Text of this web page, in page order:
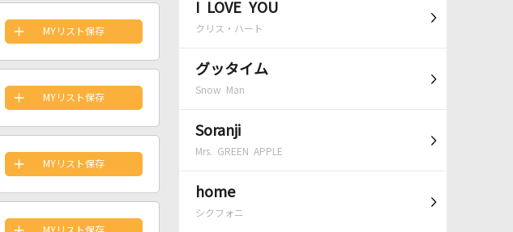
I LOVE YOU
クリス・ハート
グッタイム
Snow Man
Soranji
Mrs. GREEN APPLE
home
シクフォニ
MYリスト保存
MYリスト保存
MYリスト保存